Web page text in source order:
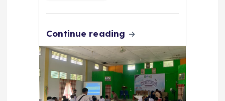
k
Continue reading